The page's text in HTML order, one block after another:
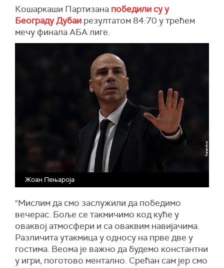
Кошаркаши Партизана победили су у
Београду Дубаи резултатом 84:70 у трећем
мечу финала АБА лиге.
Жоан Пењароја
"Мислим да смо заслужили да победимо
вечерас. Боље се такмичимо код куће у
оваквој атмосфери и са оваквим навијачима.
Различита утакмица у односу на прве две у
гостима. Веома је важно да будемо константни
у игри, поготово ментално. Срећан сам јер смо